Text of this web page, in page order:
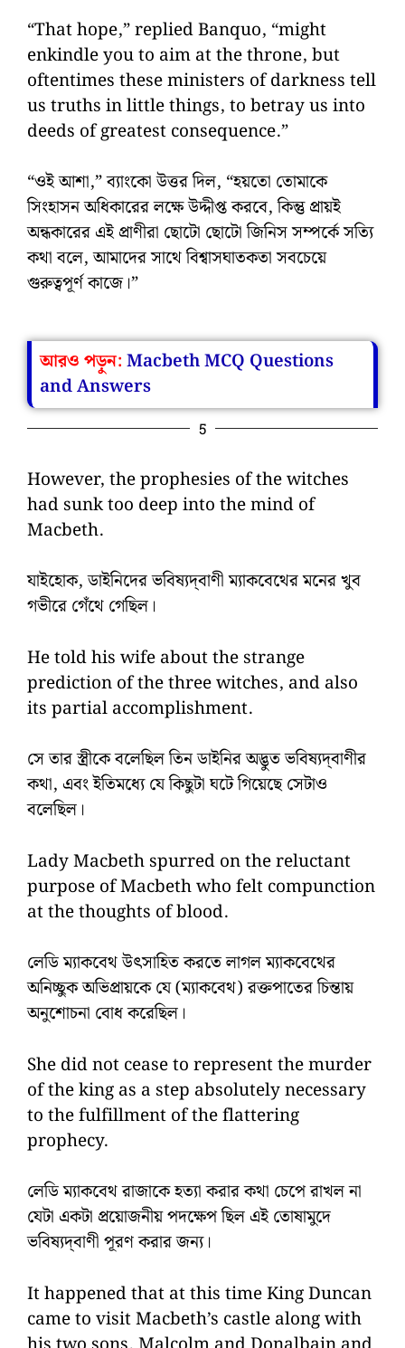
“That hope,” replied Banquo, “might
enkindle you to aim at the throne, but
oftentimes these ministers of darkness tell
us truths in little things, to betray us into
deeds of greatest consequence.”
“ওই আশা,” ব্যাংকো উত্তর দিল, “হয়তো তোমাকে
সিংহাসন অধিকারের লক্ষে উদ্দীপ্ত করবে, কিন্তু প্রায়ই
অন্ধকারের এই প্রাণীরা ছোটো ছোটো জিনিস সম্পর্কে সত্যি
কথা বলে, আমাদের সাথে বিশ্বাসঘাতকতা সবচেয়ে
গুরুত্বপূর্ণ কাজে।”
আরও পড়ুন:Macbeth MCQ Questions
and Answers
5
However, the prophesies of the witches
had sunk too deep into the mind of
Macbeth.
যাইহোক, ডাইনিদের ভবিষ্যদ্‌বাণী ম্যাকবেথের মনের খুব
গভীরে গেঁথে গেছিল।
He told his wife about the strange
prediction of the three witches, and also
its partial accomplishment.
সে তার স্ত্রীকে বলেছিল তিন ডাইনির অদ্ভুত ভবিষ্যদ্‌বাণীর
কথা, এবং ইতিমধ্যে যে কিছুটা ঘটে গিয়েছে সেটাও
বলেছিল।
Lady Macbeth spurred on the reluctant
purpose of Macbeth who felt compunction
at the thoughts of blood.
লেডি ম্যাকবেথ উৎসাহিত করতে লাগল ম্যাকবেথের
অনিচ্ছুক অভিপ্রায়কে যে (ম্যাকবেথ) রক্তপাতের চিন্তায়
অনুশোচনা বোধ করেছিল।
She did not cease to represent the murder
of the king as a step absolutely necessary
to the fulfillment of the flattering
prophecy.
লেডি ম্যাকবেথ রাজাকে হত্যা করার কথা চেপে রাখল না
যেটা একটা প্রয়োজনীয় পদক্ষেপ ছিল এই তোষামুদে
ভবিষ্যদ্‌বাণী পূরণ করার জন্য।
It happened that at this time King Duncan
came to visit Macbeth’s castle along with